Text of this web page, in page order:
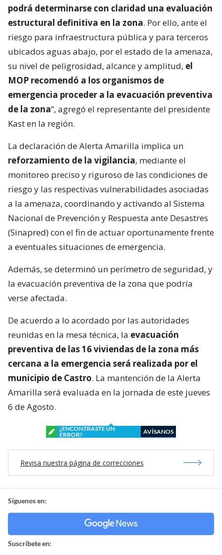
podrá determinarse con claridad una evaluación
estructural definitiva en la zona. Por ello, ante el
riesgo para infraestructura pública y para terceros
ubicados aguas abajo, por el estado de la amenaza,
su nivel de peligrosidad, alcance y amplitud, el
MOP recomendó a los organismos de
emergencia proceder a la evacuación preventiva
de la zona”, agregó el representante del presidente
Kast en la región.
La declaración de Alerta Amarilla implica un
reforzamiento de la vigilancia, mediante el
monitoreo preciso y riguroso de las condiciones de
riesgo y las respectivas vulnerabilidades asociadas
a la amenaza, coordinando y activando al Sistema
Nacional de Prevención y Respuesta ante Desastres
(Sinapred) con el fin de actuar oportunamente frente
a eventuales situaciones de emergencia.
Además, se determinó un perímetro de seguridad, y
la evacuación preventiva de la zona que podría
verse afectada.
De acuerdo a lo acordado por las autoridades
reunidas en la mesa técnica, la evacuación
preventiva de las 16 viviendas de la zona más
cercana a la emergencia será realizada por el
municipio de Castro. La mantención de la Alerta
Amarilla será evaluada en la jornada de este jueves
6 de Agosto.
¿ENCONTRASTE UN
ERROR?
AVÍSANOS
Revisa nuestra página de correcciones
Síguenos en:
Suscríbete en: